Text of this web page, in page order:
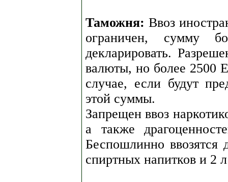
Таможня: Ввоз
ограничен, сумму
декларировать.
валюты, но более 2500
случае, если будут
этой суммы.
Запрещен ввоз
а также
Беспошлинно ввозятся
спиртных напитков и 2